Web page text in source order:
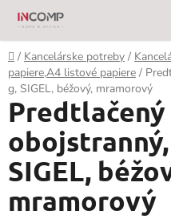
Prejsť
obsah
Domov
/ Kancelárske potreby /
papiere,A4 listové papiere /
g, SIGEL, béžový, mramorový
SIGEL,
mramorový